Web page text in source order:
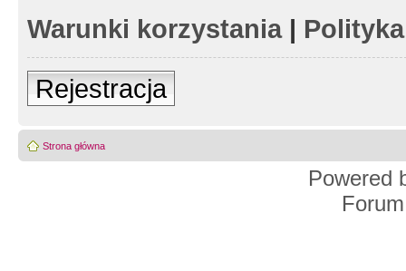
Warunki korzystania|
Rejestracja
Strona główna
Powered